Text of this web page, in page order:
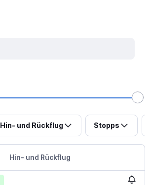
Hin- und Rückflug Stopps
Hin- und Rückflug